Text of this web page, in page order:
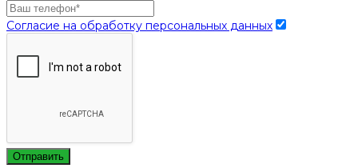
Согласие на обработку персональных данных
Отправить